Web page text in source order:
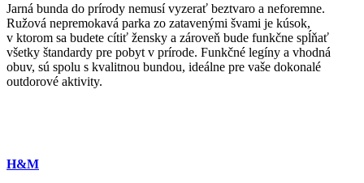
Jarná bunda do prírody nemusí vyzerať beztvaro a neforemne.
Ružová nepremokavá parka zo zatavenými švami je kúsok,
v ktorom sa budete cítiť žensky a zároveň bude funkčne spĺňať
všetky štandardy pre pobyt v prírode. Funkčné legíny a vhodná
obuv, sú spolu s kvalitnou bundou, ideálne pre vaše dokonalé
outdorové aktivity.
H&M